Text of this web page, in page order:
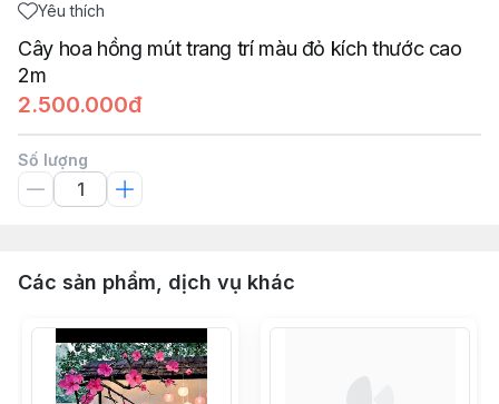
Yêu thích
Cây hoa hồng mút trang trí màu đỏ kích thước cao
2m
2.500.000đ
Số lượng
Các sản phẩm, dịch vụ khác